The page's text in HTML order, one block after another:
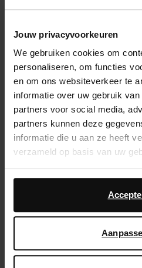
Jouw privacyvoorkeuren
We gebruiken cookies om
personaliseren, om functies
en om ons websiteverkeer te
informatie over uw gebruik
partners voor social media,
partners kunnen deze
informatie die u aan ze heeft
verzameld op basis van uw
Daarnaast werken wij samen
advertentie- en
hoe Google uw
Livraison & retour
D’autres
surpiqûres - beige
Item